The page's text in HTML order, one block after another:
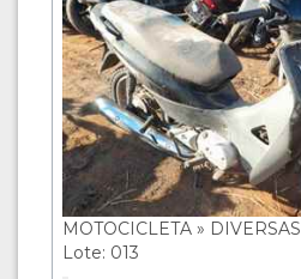
MOTOCICLETA » DIVERSAS
Lote: 013